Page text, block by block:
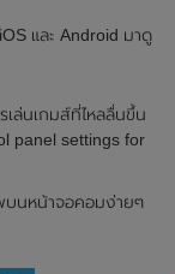
และ Android มาดู
เล่นเกมส์ที่ไหลลื่นขึ้น
panel settings for
บนหน้าจอคอมง่ายๆ